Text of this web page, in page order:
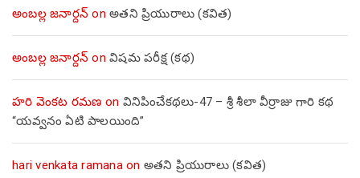
అంబల్ల జనార్దన్ on అతని ప్రియురాలు (కవిత)
అంబల్ల జనార్దన్ on విషమ పరీక్ష (క‌థ‌)
హరి వెంకట రమణ on వినిపించేకథలు-47 – శ్రీ శీలా వీర్రాజు గారి కథ
“యవ్వనం ఏటి పాలయింది”
hari venkata ramanaon అతని ప్రియురాలు (కవిత)